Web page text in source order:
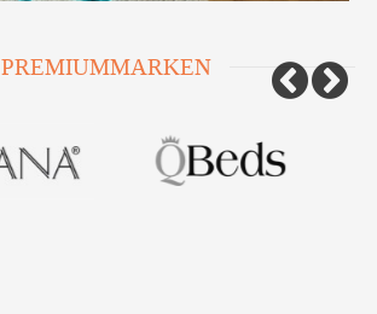
PREMIUMMARKEN